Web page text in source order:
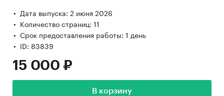
Дата выпуска: 2 июня 2026
Количество страниц: 11
Срок предоставления работы: 1 день
ID: 83839
15 000 ₽
В корзину